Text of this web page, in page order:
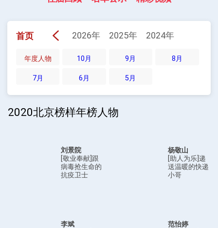
首页 2026年 2025年 2024年
年度人物 10月 9月 8月
7月 6月 5月
2020北京榜样年榜人物
刘景院
[敬业奉献]跟
病毒抢生命的
抗疫卫士
杨敬山
[助人为乐]递
送温暖的快递
小哥
李斌
范怡婷